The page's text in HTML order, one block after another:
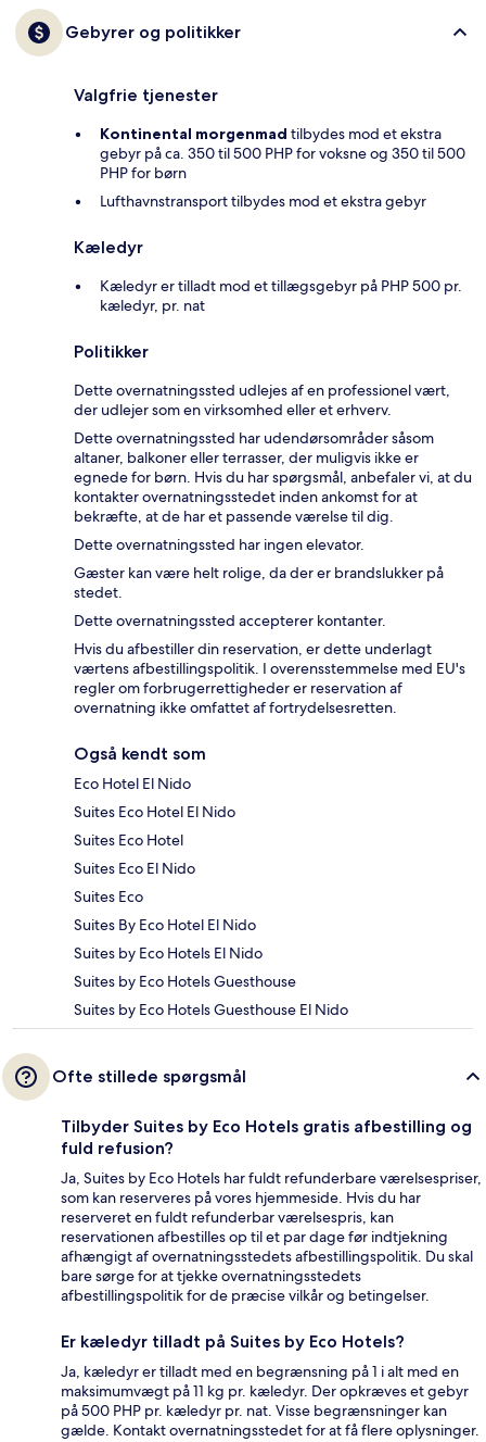
Gebyrer og politikker
Valgfrie tjenester
Kontinental morgenmad tilbydes mod et ekstra
gebyr på ca. 350 til 500 PHP for voksne og 350 til 500
PHP for børn
Lufthavnstransport tilbydes mod et ekstra gebyr
Kæledyr
Kæledyr er tilladt mod et tillægsgebyr på PHP 500 pr.
kæledyr, pr. nat
Politikker
Dette overnatningssted udlejes af en professionel vært,
der udlejer som en virksomhed eller et erhverv.
Dette overnatningssted har udendørsområder såsom
altaner, balkoner eller terrasser, der muligvis ikke er
egnede for børn. Hvis du har spørgsmål, anbefaler vi, at du
kontakter overnatningsstedet inden ankomst for at
bekræfte, at de har et passende værelse til dig.
Dette overnatningssted har ingen elevator.
Gæster kan være helt rolige, da der er brandslukker på
stedet.
Dette overnatningssted accepterer kontanter.
Hvis du afbestiller din reservation, er dette underlagt
værtens afbestillingspolitik. I overensstemmelse med EU's
regler om forbrugerrettigheder er reservation af
overnatning ikke omfattet af fortrydelsesretten.
Også kendt som
Eco Hotel El Nido
Suites Eco Hotel El Nido
Suites Eco Hotel
Suites Eco El Nido
Suites Eco
Suites By Eco Hotel El Nido
Suites by Eco Hotels El Nido
Suites by Eco Hotels Guesthouse
Suites by Eco Hotels Guesthouse El Nido
Ofte stillede spørgsmål
Tilbyder Suites by Eco Hotels gratis afbestilling og
fuld refusion?
Ja, Suites by Eco Hotels har fuldt refunderbare værelsespriser,
som kan reserveres på vores hjemmeside. Hvis du har
reserveret en fuldt refunderbar værelsespris, kan
reservationen afbestilles op til et par dage før indtjekning
afhængigt af overnatningsstedets afbestillingspolitik. Du skal
bare sørge for at tjekke overnatningsstedets
afbestillingspolitik for de præcise vilkår og betingelser.
Er kæledyr tilladt på Suites by Eco Hotels?
Ja, kæledyr er tilladt med en begrænsning på 1 i alt med en
maksimumvægt på 11 kg pr. kæledyr. Der opkræves et gebyr
på 500 PHP pr. kæledyr pr. nat. Visse begrænsninger kan
gælde. Kontakt overnatningsstedet for at få flere oplysninger.